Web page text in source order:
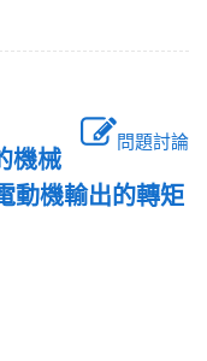
問題討論
機械
動機輸出的轉矩